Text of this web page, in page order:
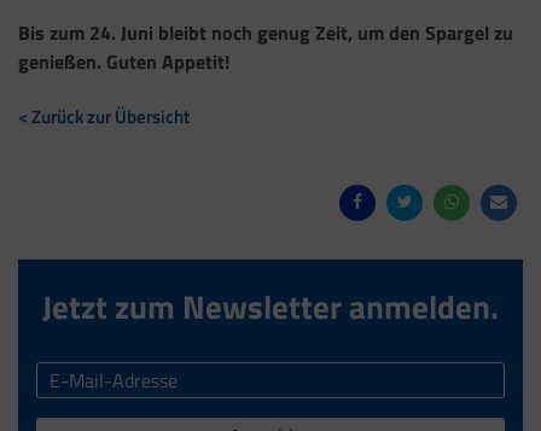
Bis zum 24. Juni bleibt noch genug Zeit, um den Spargel zu
genießen. Guten Appetit!
< Zurück zur Übersicht
Jetzt zum Newsletter anmelden.